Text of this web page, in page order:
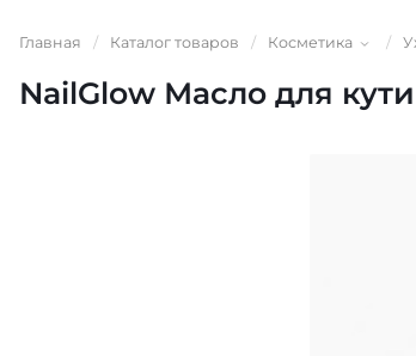
Главная / Каталог товаров / Косметика /
NailGlow Масло для